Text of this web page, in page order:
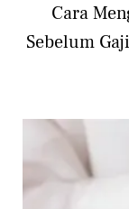
Cara
Sebelum